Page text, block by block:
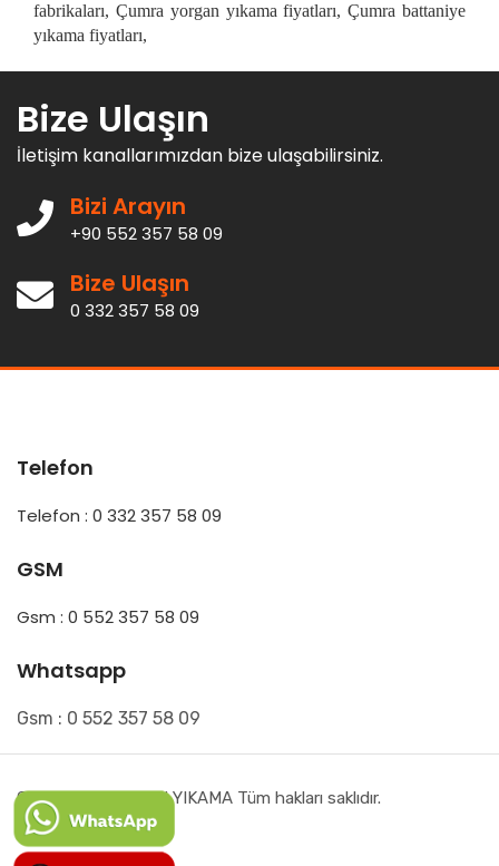
fabrikaları, Çumra yorgan yıkama fiyatları, Çumra battaniye
yıkama fiyatları,
Bize Ulaşın
İletişim kanallarımızdan bize ulaşabilirsiniz.
Bizi Arayın
+90 552 357 58 09
Bize Ulaşın
0 332 357 58 09
Telefon
Telefon : 0 332 357 58 09
GSM
Gsm : 0 552 357 58 09
Whatsapp
Gsm : 0 552 357 58 09
Çumra HAZAL HALI YIKAMA Tüm hakları saklıdır.